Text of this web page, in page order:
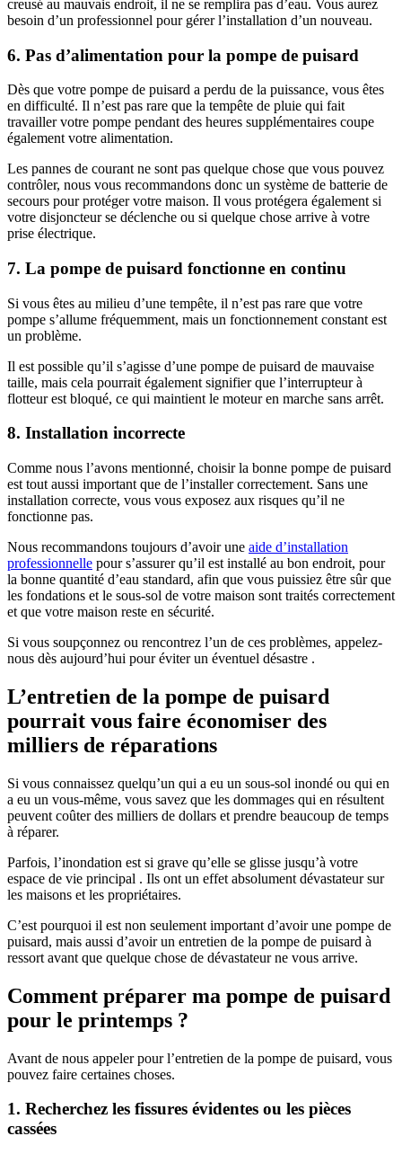
creusé au mauvais endroit, il ne se remplira pas d’eau. Vous aurez
besoin d’un professionnel pour gérer l’installation d’un nouveau.
6. Pas d’alimentation pour la pompe de puisard
Dès que votre pompe de puisard a perdu de la puissance, vous êtes
en difficulté. Il n’est pas rare que la tempête de pluie qui fait
travailler votre pompe pendant des heures supplémentaires coupe
également votre alimentation.
Les pannes de courant ne sont pas quelque chose que vous pouvez
contrôler, nous vous recommandons donc un système de batterie de
secours pour protéger votre maison. Il vous protégera également si
votre disjoncteur se déclenche ou si quelque chose arrive à votre
prise électrique.
7. La pompe de puisard fonctionne en continu
Si vous êtes au milieu d’une tempête, il n’est pas rare que votre
pompe s’allume fréquemment, mais un fonctionnement constant est
un problème.
Il est possible qu’il s’agisse d’une pompe de puisard de mauvaise
taille, mais cela pourrait également signifier que l’interrupteur à
flotteur est bloqué, ce qui maintient le moteur en marche sans arrêt.
8. Installation incorrecte
Comme nous l’avons mentionné, choisir la bonne pompe de puisard
est tout aussi important que de l’installer correctement. Sans une
installation correcte, vous vous exposez aux risques qu’il ne
fonctionne pas.
Nous recommandons toujours d’avoir une aide d’installation
professionnelle pour s’assurer qu’il est installé au bon endroit, pour
la bonne quantité d’eau standard, afin que vous puissiez être sûr que
les fondations et le sous-sol de votre maison sont traités correctement
et que votre maison reste en sécurité.
Si vous soupçonnez ou rencontrez l’un de ces problèmes, appelez-
nous dès aujourd’hui pour éviter un éventuel désastre .
L’entretien de la pompe de puisard
pourrait vous faire économiser des
milliers de réparations
Si vous connaissez quelqu’un qui a eu un sous-sol inondé ou qui en
a eu un vous-même, vous savez que les dommages qui en résultent
peuvent coûter des milliers de dollars et prendre beaucoup de temps
à réparer.
Parfois, l’inondation est si grave qu’elle se glisse jusqu’à votre
espace de vie principal . Ils ont un effet absolument dévastateur sur
les maisons et les propriétaires.
C’est pourquoi il est non seulement important d’avoir une pompe de
puisard, mais aussi d’avoir un entretien de la pompe de puisard à
ressort avant que quelque chose de dévastateur ne vous arrive.
Comment préparer ma pompe de puisard
pour le printemps ?
Avant de nous appeler pour l’entretien de la pompe de puisard, vous
pouvez faire certaines choses.
1. Recherchez les fissures évidentes ou les pièces
cassées